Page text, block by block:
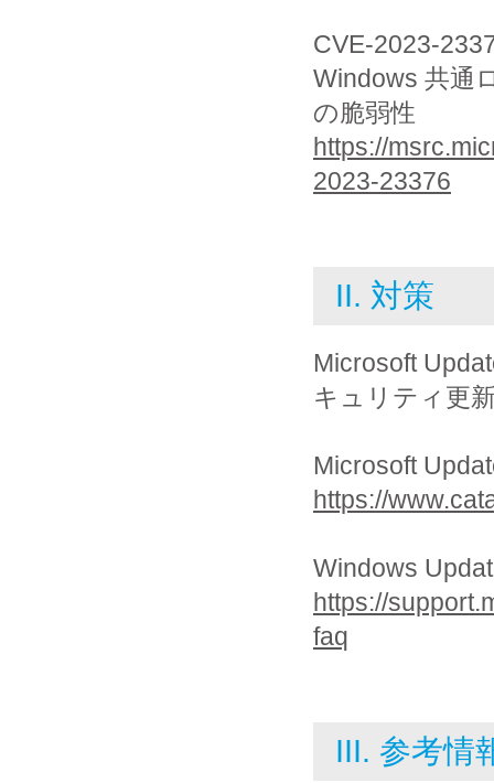
CVE-2023-
Windows 共通
の脆弱性
https://
2023-23376
II. 対策
Microsoft
キュリティ更
Microsoft
https://
Windows
https://
faq
III. 参考情